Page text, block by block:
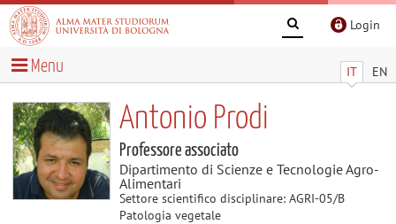
Login
IT EN
Menu
Antonio Prodi
Professore associato
Dipartimento di Scienze e Tecnologie Agro-
Alimentari
Settore scientifico disciplinare: AGRI-05/B
Patologia vegetale